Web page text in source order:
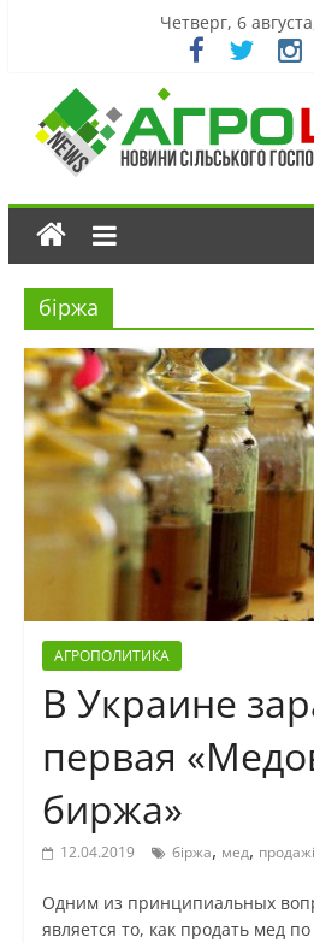
Четверг, 6
біржа
АГРОПОЛИТИКА
В Украине
первая
биржа»
12.04.2019 біржа, мед, продажі
Одним из принципиальных
является то, как продать мед